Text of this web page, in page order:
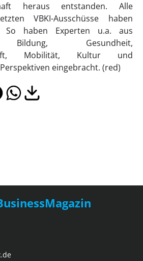
heraus entstanden. Alle
VBKI-Ausschüsse haben
So haben Experten u.a. aus
Bildung, Gesundheit,
Mobilität, Kultur und
eingebracht. (red)